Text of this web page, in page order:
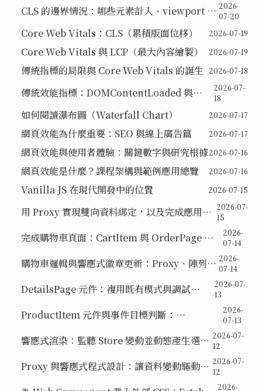
CLS 的邊界情況：哪些元素計入、viewport 範 2026-
07-20
Core Web Vitals：CLS（累積版面位移） 2026-07-19
Core Web Vitals 與 LCP（最大內容繪製） 2026-07-19
傳統指標的局限與 Core Web Vitals 的誕生 2026-07-18
傳統效能指標：DOMContentLoaded 與
2026-07-
18
如何閱讀瀑布圖（Waterfall Chart） 2026-07-17
網頁效能為什麼重要：SEO 與線上廣告篇 2026-07-17
網頁效能與使用者體驗：關鍵數字與研究根據2026-07-16
網頁效能是什麼？課程架構與範例應用總覽 2026-07-16
Vanilla JS 在現代開發中的位置 2026-07-15
用 Proxy 實現雙向資料綁定，以及完成應用程 2026-07-
15
完成購物車頁面：CartItem 與 OrderPage 元
2026-
07-14
購物車邏輯與響應式徽章更新：Proxy、陣列不 2026-
07-14
DetailsPage 元件：複用既有模式與調試
2026-07-
13
ProductItem 元件與事件目標判斷：
2026-
07-13
響應式渲染：監聽 Store 變動並動態產生選單 2026-07-
12
Proxy 與響應式程式設計：讓資料變動驅動
2026-07-
12
2026-